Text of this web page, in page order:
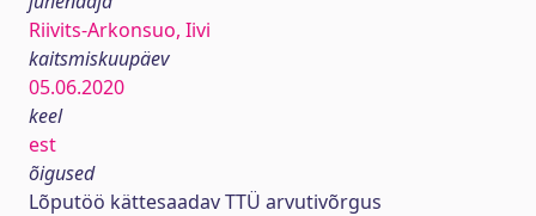
Riivits-Arkonsuo, Iivi
kaitsmiskuupäev
05.06.2020
keel
est
õigused
Lõputöö kättesaadav TTÜ arvutivõrgus